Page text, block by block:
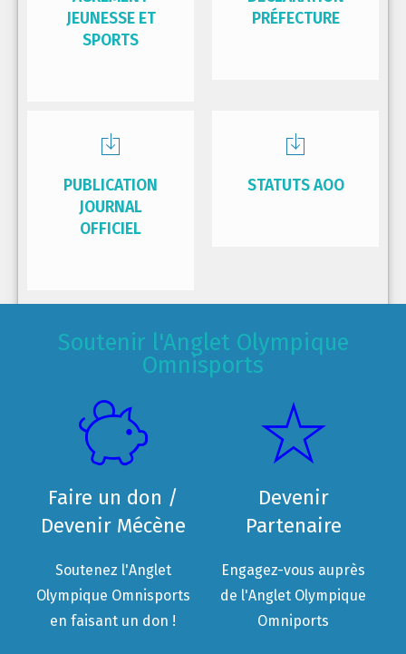
JEUNESSE ET
SPORTS
PRÉFECTURE
PUBLICATION
JOURNAL
OFFICIEL
STATUTS AOO
Soutenir l'Anglet Olympique
Omnisports
Faire un don /
Devenir Mécène
Soutenez l'Anglet
Olympique Omnisports
en faisant un don !
Devenir
Partenaire
Engagez-vous auprès
de l'Anglet Olympique
Omniports